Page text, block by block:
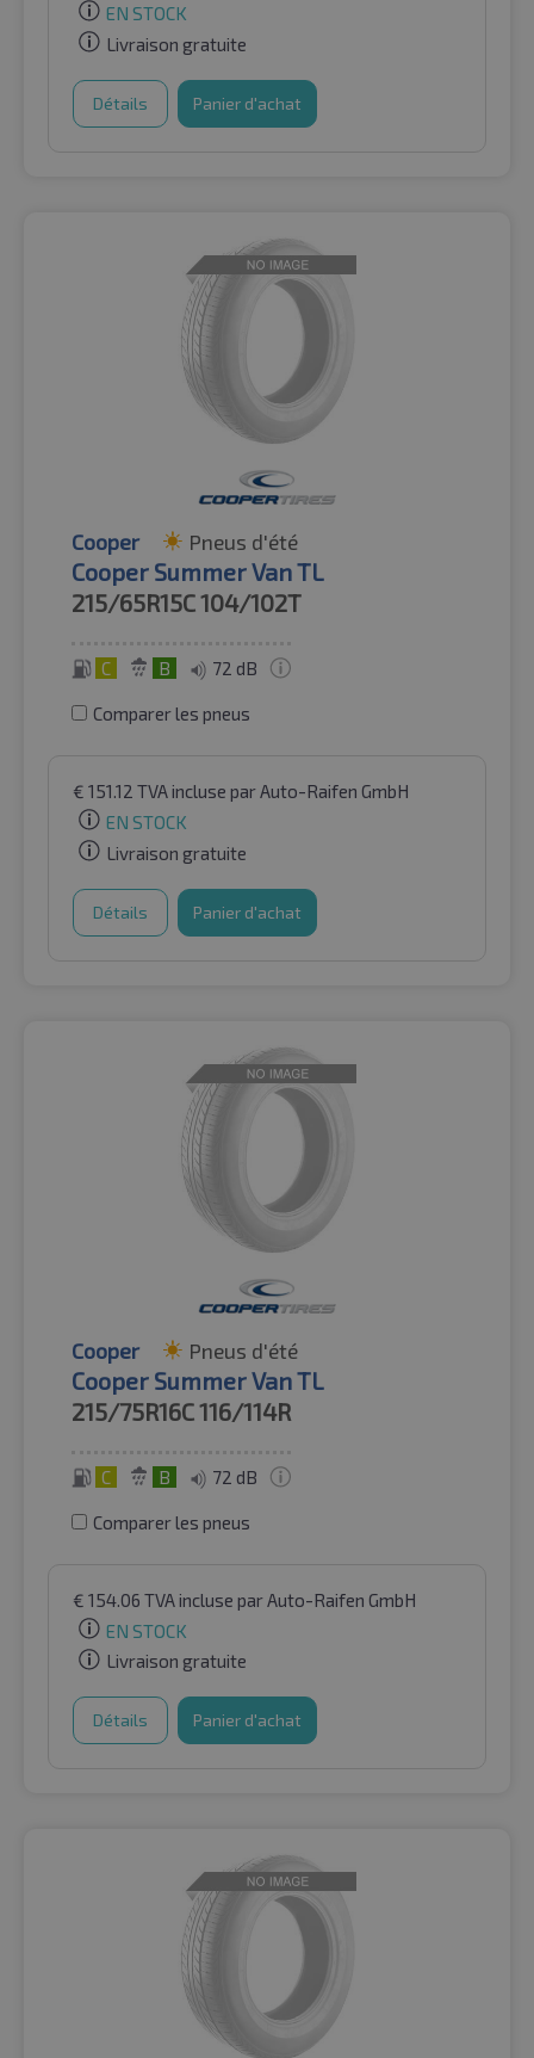
EN STOCK
Livraison gratuite
Détails Panier d'achat
Cooper Pneus d'été
Cooper Summer Van TL
215/65R15C104/102T
C B 72 dB
Comparer les pneus
€ 151.12 TVA incluse par Auto-Raifen GmbH
EN STOCK
Livraison gratuite
Détails Panier d'achat
Cooper Pneus d'été
Cooper Summer Van TL
215/75R16C116/114R
C B 72 dB
Comparer les pneus
€ 154.06 TVA incluse par Auto-Raifen GmbH
EN STOCK
Livraison gratuite
Détails Panier d'achat